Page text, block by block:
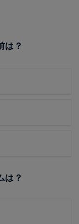
は？
は？